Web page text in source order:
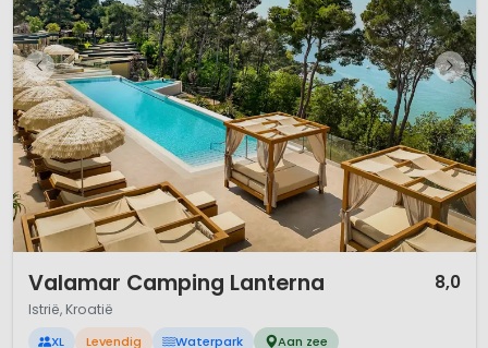
Valamar Camping Lanterna 8,0
Istrië, Kroatië
XL Levendig Waterpark Aan zee